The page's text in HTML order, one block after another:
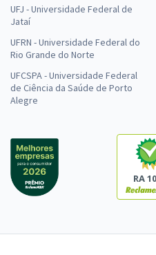
UFJ - Universidade Federal de
Jataí
UFRN - Universidade Federal do
Rio Grande do Norte
UFCSPA - Universidade Federal
de Ciência da Saúde de Porto
Alegre
RA